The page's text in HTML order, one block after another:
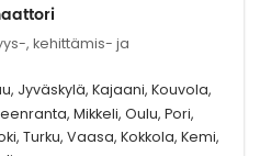
, kehittämis- ja
Jyväskylä, Kajaani, Kouvola,
Mikkeli, Oulu, Pori,
Turku, Vaasa, Kokkola, Kemi,